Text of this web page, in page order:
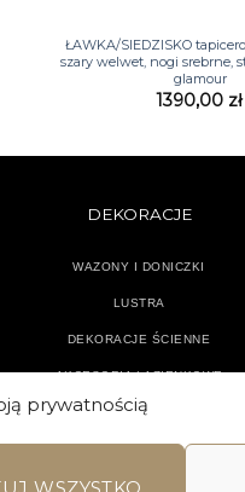
prywatnością
ŁAWKA/SIEDZISKO
szary welwet, nogi srebrne,
glamour
1390,00 zł
DEKORACJE
WAZONY I DONICZKI
LUSTRA
DEKORACJE ŚCIENNE
AKCESORIA ŁAZIENKOWE
TEKSTYLIA